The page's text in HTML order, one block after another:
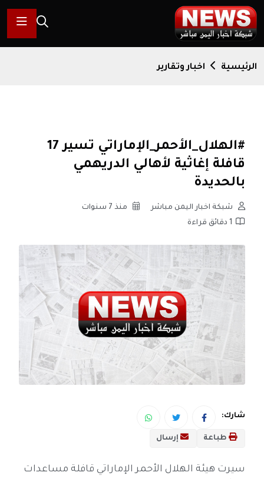
الرئيسية اخبار وتقارير
#الهلال_الأحمر_الإماراتي تسير 17
قافلة إغاثية لأهالي الدريهمي
بالحديدة
شبكة اخبار اليمن مباشر
منذ 7 سنوات
1 دقائق قراءة
شارك:
طباعة إرسال
سيرت هيئة الهلال الأحمر الإماراتي قافلة مساعدات